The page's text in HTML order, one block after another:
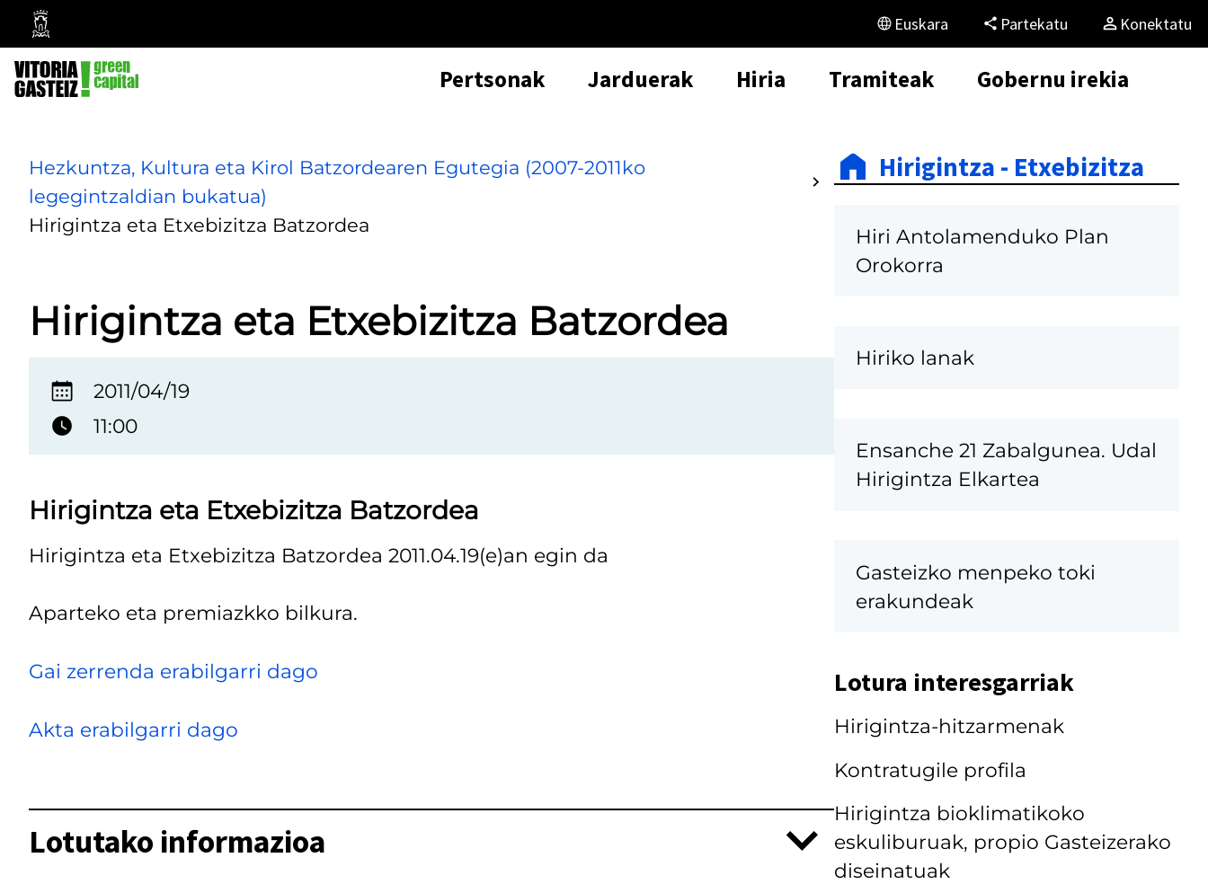
Vitoria-
Gasteizko
Udala
Euskara Partekatu Konektatu
Pertsonak Jarduerak Hiria Tramiteak Gobernu irekia
Hezkuntza, Kultura eta Kirol Batzordearen Egutegia (2007-2011ko
legegintzaldian bukatua)
Hirigintza eta Etxebizitza Batzordea
Hirigintza eta Etxebizitza Batzordea
2011/04/19
11:00
Hirigintza eta Etxebizitza Batzordea
Hirigintza eta Etxebizitza Batzordea 2011.04.19(e)an egin da
Aparteko eta premiazkko bilkura.
Gai zerrenda erabilgarri dago
Akta erabilgarri dago
Lotutako informazioa
Hirigintza - Etxebizitza
Hiri Antolamenduko Plan
Orokorra
Hiriko lanak
Ensanche 21 Zabalgunea. Udal
Hirigintza Elkartea
Gasteizko menpeko toki
erakundeak
Lotura interesgarriak
Hirigintza-hitzarmenak
Kontratugile profila
Hirigintza bioklimatikoko
eskuliburuak, propio Gasteizerako
diseinatuak